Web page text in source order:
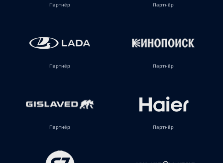
Партнёр Партнёр
Партнёр Партнёр
Партнёр Партнёр